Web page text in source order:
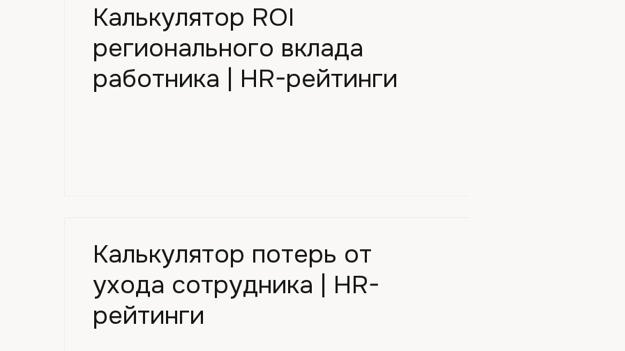
Калькулятор ROI
регионального вклада
работника | HR-рейтинги
Калькулятор потерь от
ухода сотрудника | HR-
рейтинги